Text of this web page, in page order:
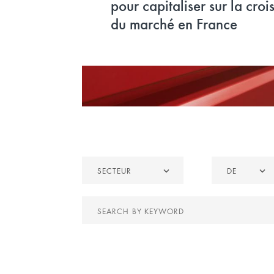
renaissance de l’ancien
d’Europe 1
Secteur
SECTEUR DE
Search